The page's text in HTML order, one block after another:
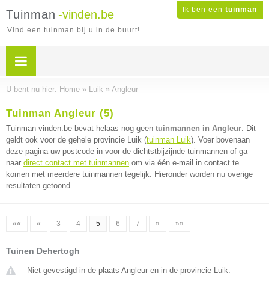
Ik ben een tuinman
Tuinman -vinden.be
Vind een tuinman bij u in de buurt!
U bent nu hier: Home » Luik » Angleur
Tuinman Angleur (5)
Tuinman-vinden.be bevat helaas nog geen tuinmannen in Angleur. Dit
geldt ook voor de gehele provincie Luik (tuinman Luik). Voer bovenaan
deze pagina uw postcode in voor de dichtstbijzijnde tuinmannen of ga
naar direct contact met tuinmannen om via één e-mail in contact te
komen met meerdere tuinmannen tegelijk. Hieronder worden nu overige
resultaten getoond.
«« « 3 4 5 6 7 » »»
Tuinen Dehertogh
Niet gevestigd in de plaats Angleur en in de provincie Luik.